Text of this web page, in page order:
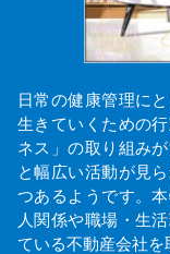
日常の健康管理に
生きていくための
ネス」の取り組み
と幅広い活動が見
つあるようです。
人関係や職場・生
ている不動産会社を